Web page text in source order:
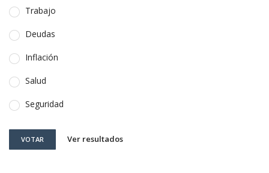
Trabajo
Deudas
Inflación
Salud
Seguridad
VOTAR Ver resultados